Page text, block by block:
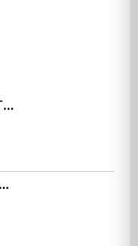
Lowongan Kerja PT Pro Tank Terminal
Lowongan Kerja PT Topindo Atlas Asia (Oli Top 1)